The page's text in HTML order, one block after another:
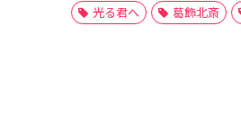
光る君へ
葛飾北斎